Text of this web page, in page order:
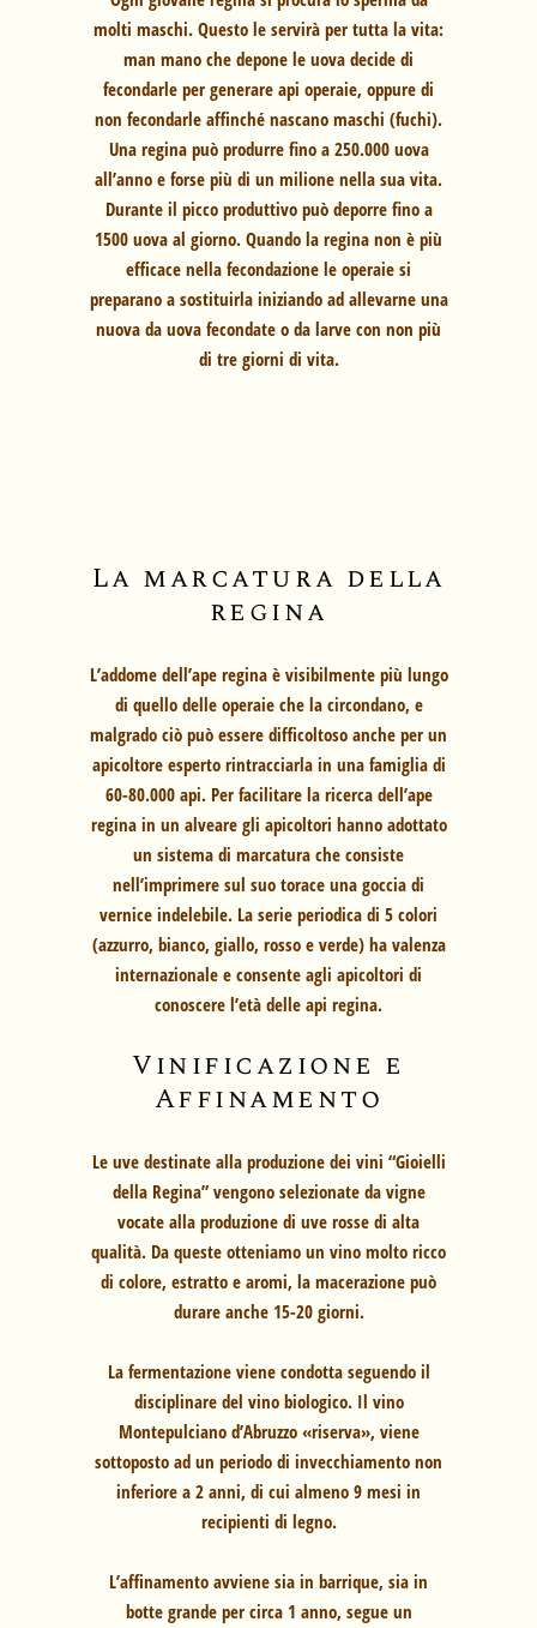
molti maschi. Questo le servirà per tutta la vita:
man mano che depone le uova decide di
fecondarle per generare api operaie, oppure di
non fecondarle affinché nascano maschi (fuchi).
Una regina può produrre fino a 250.000 uova
all’anno e forse più di un milione nella sua vita.
Durante il picco produttivo può deporre fino a
1500 uova al giorno. Quando la regina non è più
efficace nella fecondazione le operaie si
preparano a sostituirla iniziando ad allevarne una
nuova da uova fecondate o da larve con non più
di tre giorni di vita.
La marcatura della
regina
L’addome dell’ape regina è visibilmente più lungo
di quello delle operaie che la circondano, e
malgrado ciò può essere difficoltoso anche per un
apicoltore esperto rintracciarla in una famiglia di
60-80.000 api. Per facilitare la ricerca dell’ape
regina in un alveare gli apicoltori hanno adottato
un sistema di marcatura che consiste
nell’imprimere sul suo torace una goccia di
vernice indelebile. La serie periodica di 5 colori
(azzurro, bianco, giallo, rosso e verde) ha valenza
internazionale e consente agli apicoltori di
conoscere l’età delle api regina.
Vinificazione e
Affinamento
Le uve destinate alla produzione dei vini “Gioielli
della Regina” vengono selezionate da vigne
vocate alla produzione di uve rosse di alta
qualità. Da queste otteniamo un vino molto ricco
di colore, estratto e aromi, la macerazione può
durare anche 15-20 giorni.
La fermentazione viene condotta seguendo il
disciplinare del vino biologico. Il vino
Montepulciano d’Abruzzo «riserva», viene
sottoposto ad un periodo di invecchiamento non
inferiore a 2 anni, di cui almeno 9 mesi in
recipienti di legno.
L’affinamento avviene sia in barrique, sia in
botte grande per circa 1 anno, segue un